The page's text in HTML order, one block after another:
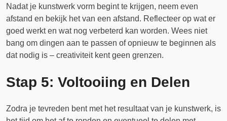
Nadat je kunstwerk vorm begint te krijgen, neem even
afstand en bekijk het van een afstand. Reflecteer op wat er
goed werkt en wat nog verbeterd kan worden. Wees niet
bang om dingen aan te passen of opnieuw te beginnen als
dat nodig is – creativiteit kent geen grenzen.
Stap 5: Voltooiing en Delen
Zodra je tevreden bent met het resultaat van je kunstwerk, is